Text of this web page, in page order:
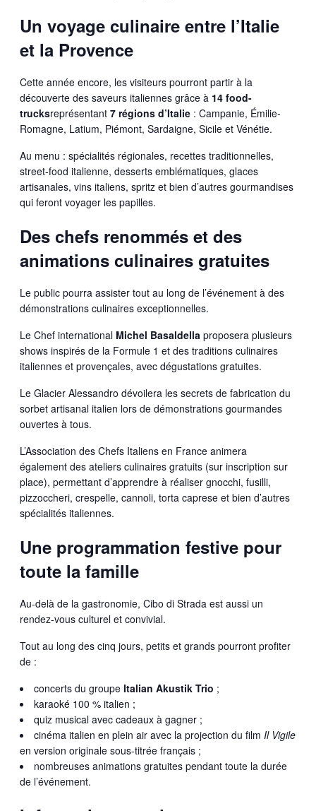
Un voyage culinaire entre l’Italie
et la Provence
Cette année encore, les visiteurs pourront partir à la
découverte des saveurs italiennes grâce à 14 food-
trucksreprésentant 7 régions d’Italie : Campanie, Émilie-
Romagne, Latium, Piémont, Sardaigne, Sicile et Vénétie.
Au menu : spécialités régionales, recettes traditionnelles,
street-food italienne, desserts emblématiques, glaces
artisanales, vins italiens, spritz et bien d’autres gourmandises
qui feront voyager les papilles.
Des chefs renommés et des
animations culinaires gratuites
Le public pourra assister tout au long de l’événement à des
démonstrations culinaires exceptionnelles.
Le Chef international Michel Basaldella proposera plusieurs
shows inspirés de la Formule 1 et des traditions culinaires
italiennes et provençales, avec dégustations gratuites.
Le Glacier Alessandro dévoilera les secrets de fabrication du
sorbet artisanal italien lors de démonstrations gourmandes
ouvertes à tous.
L’Association des Chefs Italiens en France animera
également des ateliers culinaires gratuits (sur inscription sur
place), permettant d’apprendre à réaliser gnocchi, fusilli,
pizzoccheri, crespelle, cannoli, torta caprese et bien d’autres
spécialités italiennes.
Une programmation festive pour
toute la famille
Au-delà de la gastronomie, Cibo di Strada est aussi un
rendez-vous culturel et convivial.
Tout au long des cinq jours, petits et grands pourront profiter
de :
concerts du groupe Italian Akustik Trio ;
karaoké 100 % italien ;
quiz musical avec cadeaux à gagner ;
cinéma italien en plein air avec la projection du film Il Vigile
en version originale sous-titrée français ;
nombreuses animations gratuites pendant toute la durée
de l’événement.